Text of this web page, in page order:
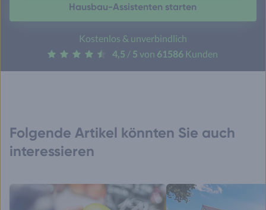
Hausbau-Assistenten starten
Kostenlos & unverbindlich
4,5 / 5 von 61586 Kunden
Folgende Artikel könnten Sie auch
interessieren